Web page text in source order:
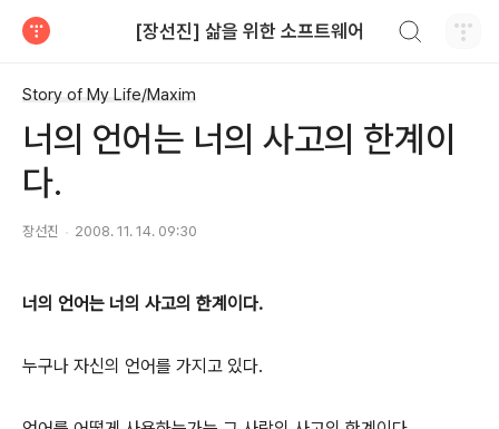
[장선진] 삶을 위한 소프트웨어
Story of My Life/Maxim
너의 언어는 너의 사고의 한계이
다.
장선진 2008. 11. 14. 09:30
너의 언어는 너의 사고의 한계이다.
누구나 자신의 언어를 가지고 있다.